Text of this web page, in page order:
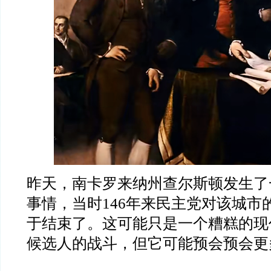
昨天，南卡罗来纳州查尔斯顿发生
事情，当时146年来民主党对该城市
于结束了。这可能只是一个糟糕的
候选人的战斗，但它可能预会预会